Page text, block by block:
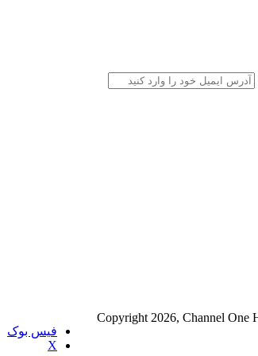
فیس بوک
X